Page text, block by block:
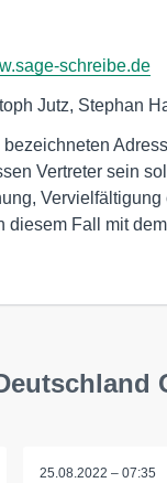
schreibe.de
Vertreter sein
Fall mit
25.08.2022 – 07:35